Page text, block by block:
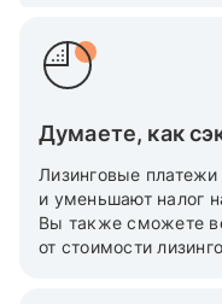
Думаете, как
Лизинговые
и уменьшают налог
Вы также cможете
от стоимости